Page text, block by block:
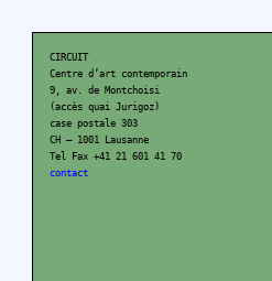
CIRCUIT
Centre d’art contemporain
9, av. de Montchoisi
(accès quai Jurigoz)
case postale 303
CH – 1001 Lausanne
Tel Fax +41 21 601 41 70
contact